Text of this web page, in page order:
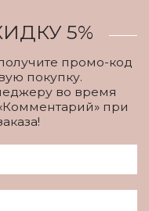
5%
промо-код
покупку.
во время
при